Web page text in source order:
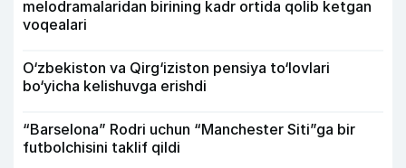
melodramalaridan birining kadr ortida qolib ketgan
voqealari
O‘zbekiston va Qirg‘iziston pensiya to‘lovlari
bo‘yicha kelishuvga erishdi
“Barselona” Rodri uchun “Manchester Siti”ga bir
futbolchisini taklif qildi